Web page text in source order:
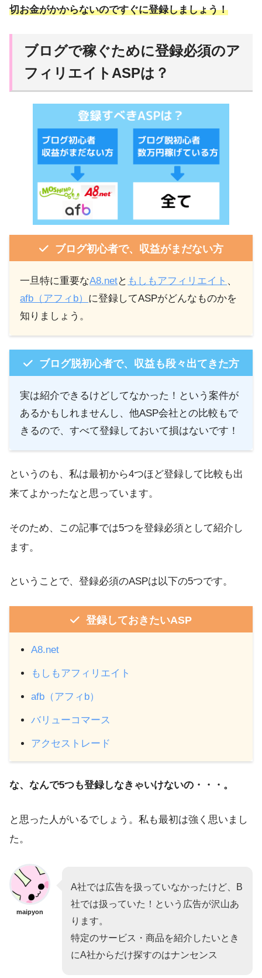
切お金がかからないのですぐに登録しましょう！
ブログで稼ぐために登録必須のア
フィリエイトASPは？
ブログ初心者で、収益がまだない方
一旦特に重要なA8.netと もしもアフィリエイト 、
afb（アフィb） に登録してASPがどんなものかを
知りましょう。
ブログ脱初心者で、収益も段々出てきた方
実は紹介できるけどしてなかった！という案件が
あるかもしれませんし、他ASP会社との比較もで
きるので、すべて登録しておいて損はないです！
というのも、私は最初から4つほど登録して比較も出
来てよかったなと思っています。
そのため、この記事では5つを登録必須として紹介し
ます。
ということで、登録必須のASPは以下の5つです。
登録しておきたいASP
A8.net
もしもアフィリエイト
afb（アフィb）
バリューコマース
アクセストレード
な、なんで5つも登録しなきゃいけないの・・・。
と思った人がいるでしょう。私も最初は強く思いまし
た。
maipyon
A社では広告を扱っていなかったけど、B
社では扱っていた！という広告が沢山あ
ります。
特定のサービス・商品を紹介したいとき
にA社からだけ探すのはナンセンス